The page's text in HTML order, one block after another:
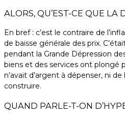
ALORS, QU’EST-CE QUE LA
En bref : c’est le contraire de
de baisse générale des prix.
pendant la Grande Dépression
biens et des services ont plongé
n’avait d’argent à dépenser, ni
construire.
QUAND PARLE-T-ON